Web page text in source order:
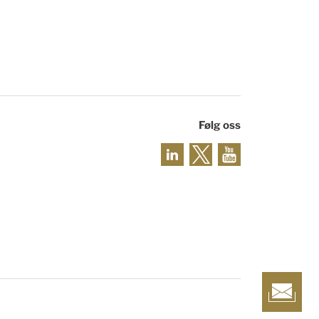
Følg oss